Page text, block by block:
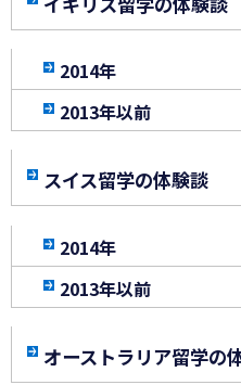
2014年
2013年以前
スイス留学の体験談
2014年
2013年以前
オーストラリア留学の